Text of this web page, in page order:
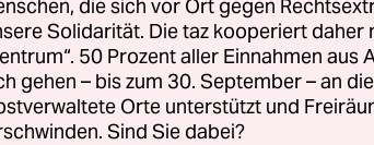
Schriftsteller
die Paris die kulturelle
die sich vor Ort gegen
Solidarität. Die taz kooperiert daher
50 Prozent aller Einnahmen aus
gehen – bis zum 30. September – an
Orte unterstützt und
Sind Sie dabei?